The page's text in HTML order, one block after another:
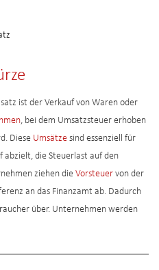
ist der Verkauf von Waren oder
, bei dem Umsatzsteuer erhoben
Diese Umsätze sind essenziell für
abzielt, die Steuerlast auf den
ziehen die Vorsteuer von der
an das Finanzamt ab. Dadurch
über. Unternehmen werden